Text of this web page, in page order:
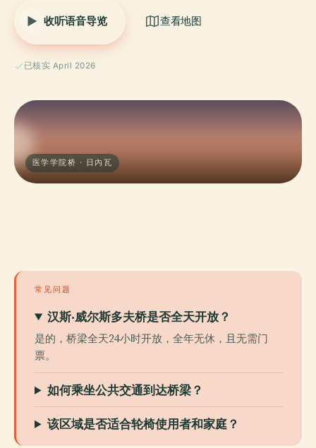
收听语音导览 查看地图
已核实 April 2026
医学学院桥 · 日內瓦
常见问题
汉斯·威尔斯多夫桥是否全天开放？
是的，桥梁全天24小时开放，全年无休，且无需门
票。
如何乘坐公共交通到达桥梁？
该区域是否适合轮椅使用者和家庭？